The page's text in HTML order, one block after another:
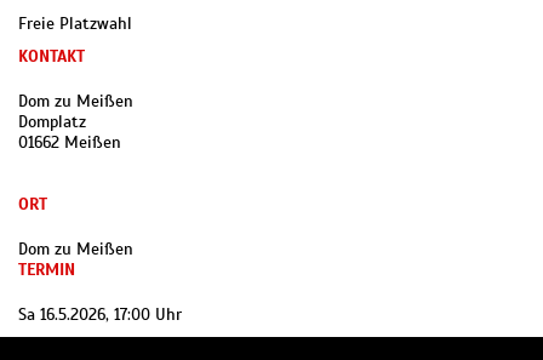
Freie Platzwahl
KONTAKT
Dom zu Meißen
Domplatz
01662 Meißen
ORT
Dom zu Meißen
TERMIN
Sa 16.5.2026, 17:00 Uhr